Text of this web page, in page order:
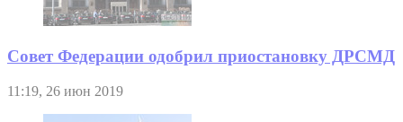
Совет Федерации одобрил приостановку ДРСМД
11:19, 26 июн 2019